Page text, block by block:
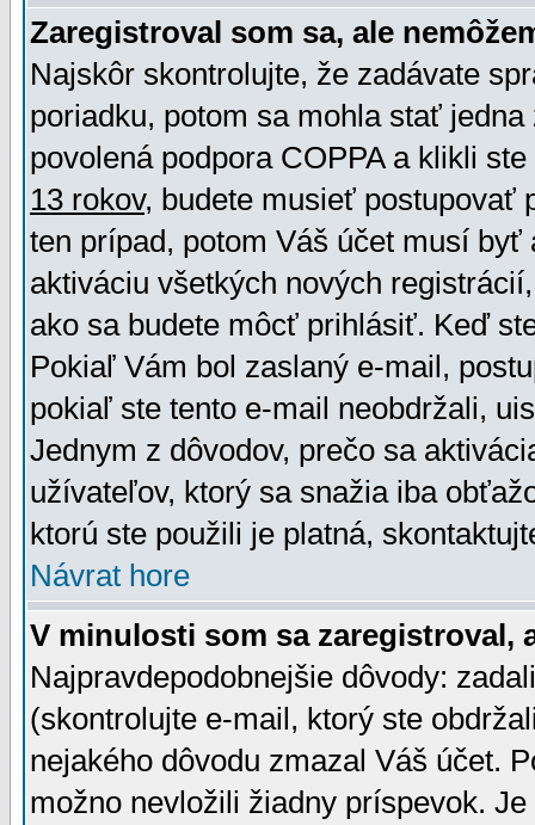
Zaregistroval som sa, ale
Najskôr skontrolujte, že zadávate
poriadku, potom sa mohla stať
povolená podpora COPPA a klikli
13 rokov, budete musieť postupovať
ten prípad, potom Váš účet musí
aktiváciu všetkých nových
ako sa budete môcť prihlásiť. Keď
Pokiaľ Vám bol zaslaný e-mail,
pokiaľ ste tento e-mail neobdržali,
Jednym z dôvodov, prečo sa
užívateľov, ktorý sa snažia iba
ktorú ste použili je platná,
Návrat hore
V minulosti som sa zaregistroval,
Najpravdepodobnejšie dôvody:
(skontrolujte e-mail, ktorý ste
nejakého dôvodu zmazal Váš účet.
možno nevložili žiadny príspevok.